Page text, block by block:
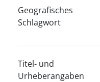
Geografisches
Schlagwort
Titel- und
Urheberangaben